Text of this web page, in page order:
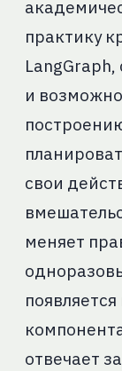
практику
LangGraph,
и
свои
меняет
отвечает